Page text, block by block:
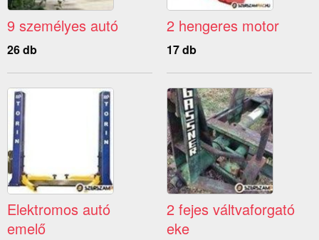
9 személyes autó
26 db
2 hengeres motor
17 db
Elektromos autó
emelő
2 fejes váltvaforgató
eke